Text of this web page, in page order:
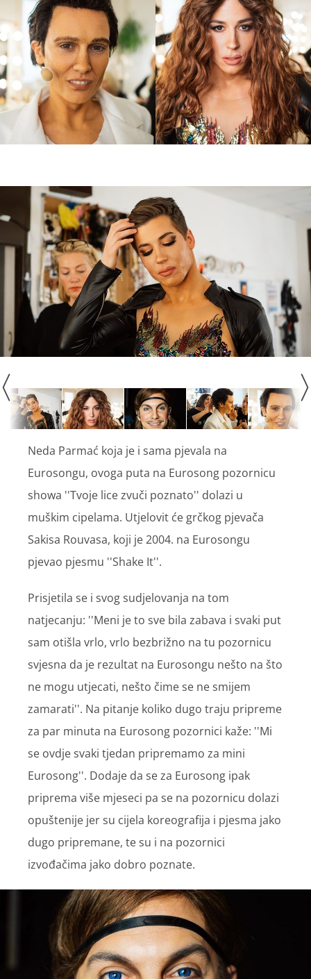
Neda Parmać koja je i sama pjevala na
Eurosongu, ovoga puta na Eurosong pozornicu
showa ''Tvoje lice zvuči poznato'' dolazi u
muškim cipelama. Utjelovit će grčkog pjevača
Sakisa Rouvasa, koji je 2004. na Eurosongu
pjevao pjesmu ''Shake It''.
Prisjetila se i svog sudjelovanja na tom
natjecanju: ''Meni je to sve bila zabava i svaki put
sam otišla vrlo, vrlo bezbrižno na tu pozornicu
svjesna da je rezultat na Eurosongu nešto na što
ne mogu utjecati, nešto čime se ne smijem
zamarati''. Na pitanje koliko dugo traju pripreme
za par minuta na Eurosong pozornici kaže: ''Mi
se ovdje svaki tjedan pripremamo za mini
Eurosong''. Dodaje da se za Eurosong ipak
priprema više mjeseci pa se na pozornicu dolazi
opuštenije jer su cijela koreografija i pjesma jako
dugo pripremane, te su i na pozornici
izvođačima jako dobro poznate.